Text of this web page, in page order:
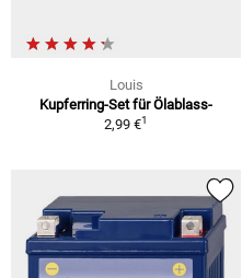
Louis
Kupferring-Set für Ölablass-
2,99 €1